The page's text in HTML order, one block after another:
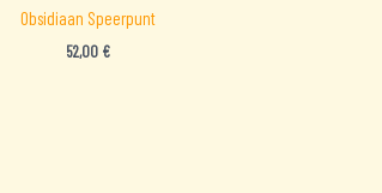
Obsidiaan Speerpunt
52,00 €